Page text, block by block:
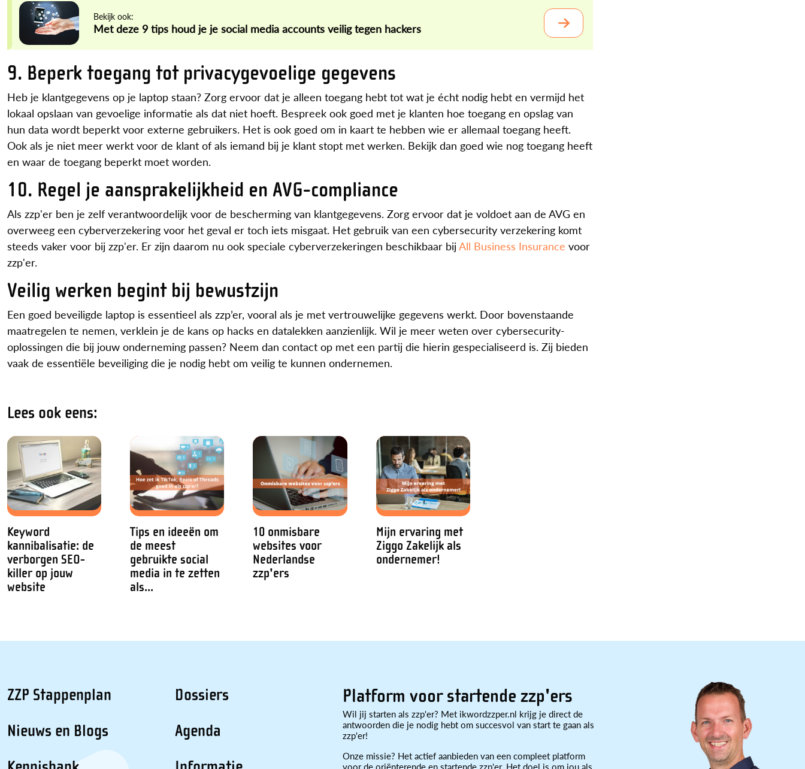
Bekijk ook:
Met deze 9 tips houd je je social media accounts veilig tegen hackers
9. Beperk toegang tot privacygevoelige gegevens
Heb je klantgegevens op je laptop staan? Zorg ervoor dat je alleen toegang hebt tot wat je écht nodig hebt en vermijd het
lokaal opslaan van gevoelige informatie als dat niet hoeft. Bespreek ook goed met je klanten hoe toegang en opslag van
hun data wordt beperkt voor externe gebruikers. Het is ook goed om in kaart te hebben wie er allemaal toegang heeft.
Ook als je niet meer werkt voor de klant of als iemand bij je klant stopt met werken. Bekijk dan goed wie nog toegang heeft
en waar de toegang beperkt moet worden.
10. Regel je aansprakelijkheid en AVG-compliance
Als zzp'er ben je zelf verantwoordelijk voor de bescherming van klantgegevens. Zorg ervoor dat je voldoet aan de AVG en
overweeg een cyberverzekering voor het geval er toch iets misgaat. Het gebruik van een cybersecurity verzekering komt
steeds vaker voor bij zzp'er. Er zijn daarom nu ook speciale cyberverzekeringen beschikbaar bijAll Business Insurance voor
zzp'er.
Veilig werken begint bij bewustzijn
Een goed beveiligde laptop is essentieel als zzp’er, vooral als je met vertrouwelijke gegevens werkt. Door bovenstaande
maatregelen te nemen, verklein je de kans op hacks en datalekken aanzienlijk. Wil je meer weten over cybersecurity-
oplossingen die bij jouw onderneming passen? Neem dan contact op met een partij die hierin gespecialiseerd is. Zij bieden
vaak de essentiële beveiliging die je nodig hebt om veilig te kunnen ondernemen.
Lees ook eens:
Keyword
kannibalisatie: de
verborgen SEO-
killer op jouw
website
Tips en ideeën om
de meest
gebruikte social
media in te zetten
als...
10 onmisbare
websites voor
Nederlandse
zzp'ers
Mijn ervaring met
Ziggo Zakelijk als
ondernemer!
ZZP Stappenplan
Nieuws en Blogs
Dossiers
Agenda
Platform voor startende zzp'ers
Wil jij starten als zzp'er? Met ikwordzzper.nl krijg je direct de
antwoorden die je nodig hebt om succesvol van start te gaan als
zzp'er!
Onze missie? Het actief aanbieden van een compleet platform